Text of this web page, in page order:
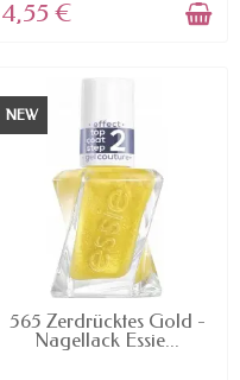
4,55 €
NEW
AVAILABLE
565 Zerdrücktes Gold -
Nagellack Essie...